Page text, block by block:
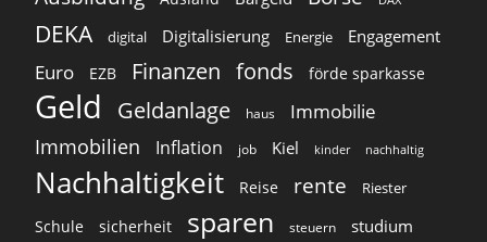
DEKA digital Digitalisierung Energie Engagement
Euro EZB Finanzen fonds förde sparkasse
Geld Geldanlage haus Immobilie
Immobilien Inflation job Kiel kinder nachhaltig
Nachhaltigkeit Reise rente Riester
Schule sicherheit sparen steuern studium